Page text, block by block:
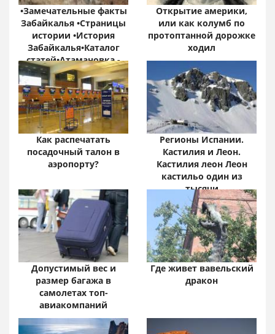
•Замечательные факты
Забайкалья •Страницы
истории •История
Забайкалья•Каталог
статей•Атамановка -
Онлайн•
Забайкальский край:
цифры и факты
Открытие америки,
или как колумб по
протоптанной дорожке
ходил
Как распечатать
посадочный талон в
аэропорту?
Регионы Испании.
Кастилия и Леон.
Кастилия леон Леон
кастильо один из
тысячи
Допустимый вес и
размер багажа в
самолетах топ-
авиакомпаний
Где живет вавельский
дракон